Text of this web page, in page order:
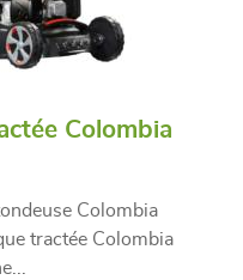
Colombia
Colombia
tractée Colombia